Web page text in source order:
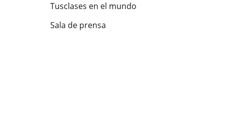
Tusclases en el mundo
Sala de prensa